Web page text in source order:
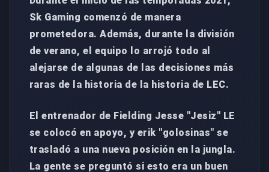
Sk Gaming comenzó de manera
prometedora. Además, durante la división
de verano, el equipo lo arrojó todo al
alejarse de algunas de las decisiones más
raras de la historia de la historia de LEC.
El entrenador de Fielding Jesse "Jesiz" LE
se colocó en apoyo, y erik "golosinas" se
trasladó a una nueva posición en la jungla.
La gente se preguntó si esto era un buen